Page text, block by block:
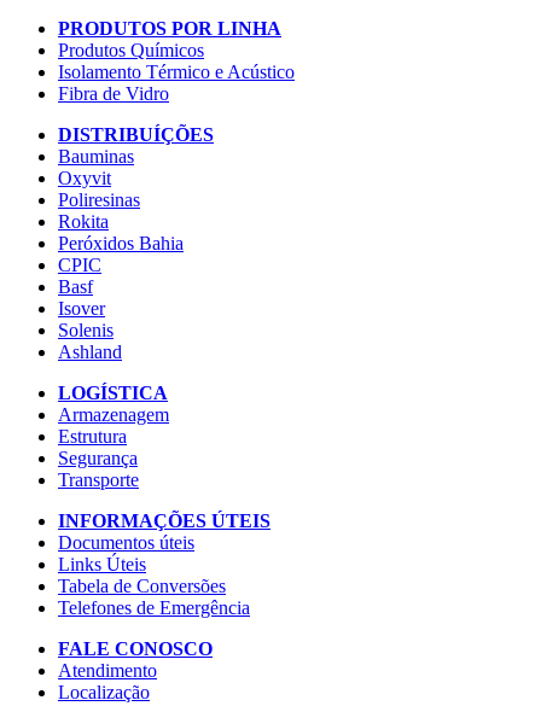
PRODUTOS POR LINHA
Produtos Químicos
Isolamento Térmico e Acústico
Fibra de Vidro
DISTRIBUÍÇÕES
Bauminas
Oxyvit
Poliresinas
Rokita
Peróxidos Bahia
CPIC
Basf
Isover
Solenis
Ashland
LOGÍSTICA
Armazenagem
Estrutura
Segurança
Transporte
INFORMAÇÕES ÚTEIS
Documentos úteis
Links Úteis
Tabela de Conversões
Telefones de Emergência
FALE CONOSCO
Atendimento
Localização